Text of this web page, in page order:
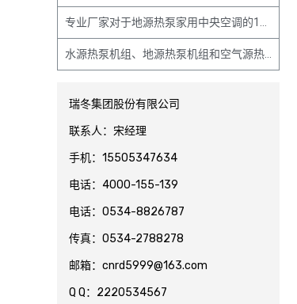
瑞冬集团股份有限公司
联系人：宋经理
手机：15505347634
电话：4000-155-139
电话：0534-8826787
传真：0534-2788278
邮箱：cnrd5999@163.com
Q Q：2220534567